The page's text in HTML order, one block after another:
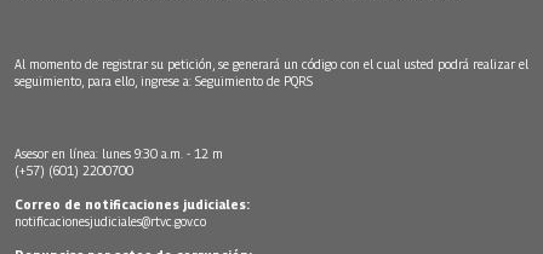
Al momento de registrar su petición, se generará un código con el cual usted podrá realizar el
seguimiento, para ello, ingrese a: Seguimiento de PQRS
Asesor en línea: lunes 9:30 a.m. - 12 m
(+57) (601) 2200700
Correo de notificaciones judiciales:
notificacionesjudiciales@rtvc.gov.co